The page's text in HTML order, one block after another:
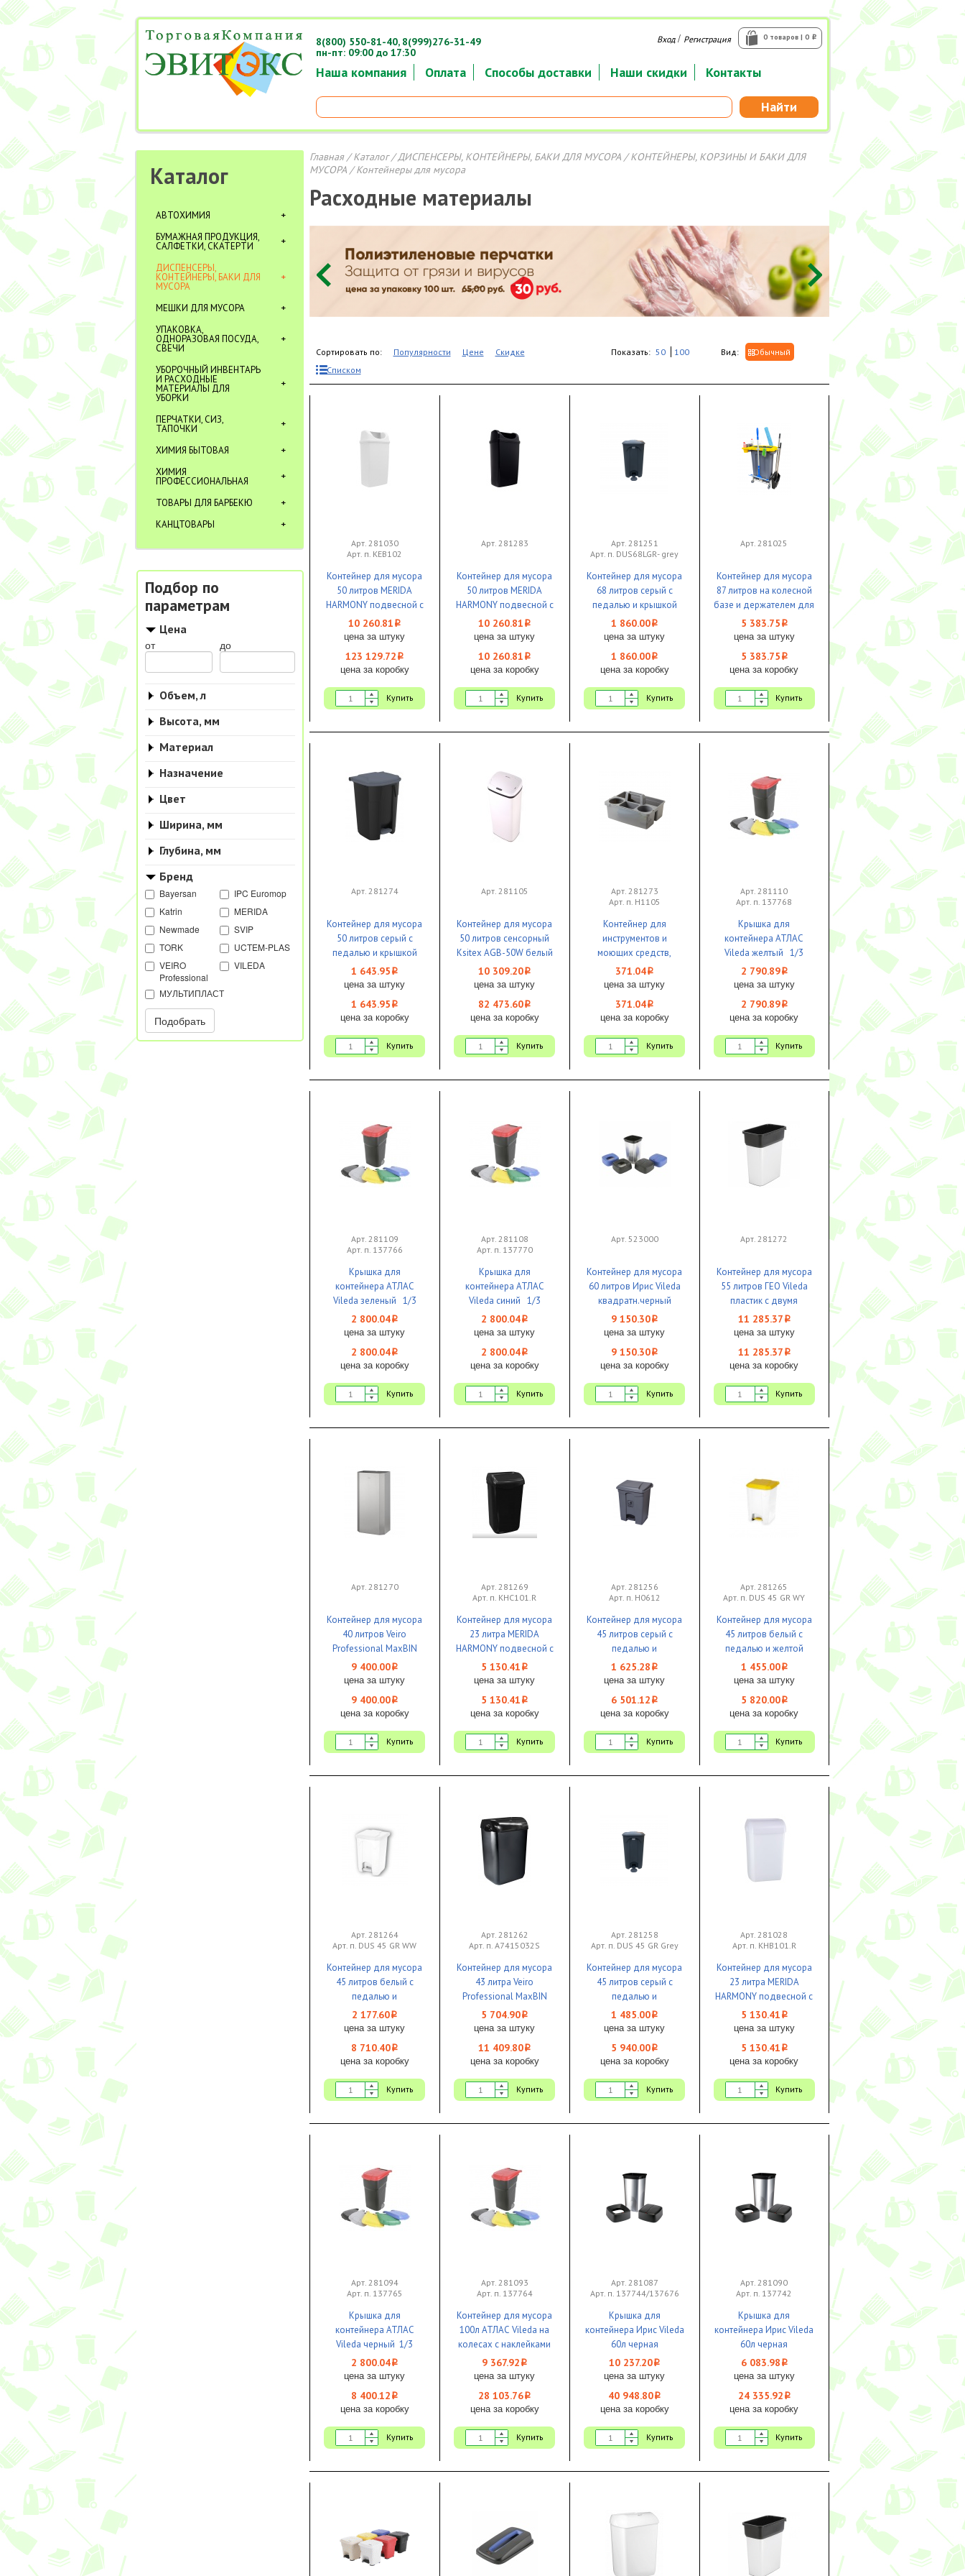
Наша компания Оплата Способы доставки Наши скидки Контакты
Найти
0 товаров | 0 i
Вход/ Регистрация
8(800) 550-81-40, 8(999)276-31-49
пн-пт: 09:00 до 17:30
Каталог
АВТОХИМИЯ
БУМАЖНАЯ ПРОДУКЦИЯ,
САЛФЕТКИ, СКАТЕРТИ
ДИСПЕНСЕРЫ,
КОНТЕЙНЕРЫ, БАКИ ДЛЯ
МУСОРА
МЕШКИ ДЛЯ МУСОРА
УПАКОВКА,
ОДНОРАЗОВАЯ ПОСУДА,
СВЕЧИ
УБОРОЧНЫЙ ИНВЕНТАРЬ
И РАСХОДНЫЕ
МАТЕРИАЛЫ ДЛЯ
УБОРКИ
ПЕРЧАТКИ, СИЗ,
ТАПОЧКИ
ХИМИЯ БЫТОВАЯ
ХИМИЯ
ПРОФЕССИОНАЛЬНАЯ
ТОВАРЫ ДЛЯ БАРБЕКЮ
КАНЦТОВАРЫ
Подбор по
параметрам
Цена
от до
Объем, л
Высота, мм
Материал
Назначение
Цвет
Ширина, мм
Глубина, мм
Бренд
Bayersan
IPC Euromop
Katrin
MERIDA
Newmade
SVIP
TORK
UCTEM-PLAS
VEIRO
Professional
VILEDA
МУЛЬТИПЛАСТ
Подобрать
Главная/Каталог/ДИСПЕНСЕРЫ, КОНТЕЙНЕРЫ, БАКИ ДЛЯ МУСОРА/КОНТЕЙНЕРЫ, КОРЗИНЫ И БАКИ ДЛЯ
МУСОРА/ Контейнеры для мусора
Расходные материалы
Сортировать по: Популярности Цене Скидке Показать: 50 100 Вид:
Обычный
Списком
Арт. 281030
Арт. п. KEB102
Контейнер для мусора
50 литров MERIDA
HARMONY подвесной с
конусным отверстием
пластик белый 1/1
10 260.81 i
цена за штуку
123 129.72 i
цена за коробку
Купить
Арт. 281283
Контейнер для мусора
50 литров MERIDA
HARMONY подвесной с
конусным отверстием
пластик черный 1/1
10 260.81 i
цена за штуку
10 260.81 i
цена за коробку
Купить
Арт. 281251
Арт. п. DUS68LGR- grey
Контейнер для мусора
68 литров серый с
педалью и крышкой
Bayersan 1/4
1 860.00i
цена за штуку
1 860.00i
цена за коробку
Купить
Арт. 281025
Контейнер для мусора
87 литров на колесной
базе и держателем для
инвентаря 1/1
5 383.75 i
цена за штуку
5 383.75 i
цена за коробку
Купить
Арт. 281274
Контейнер для мусора
50 литров серый с
педалью и крышкой
Uctem-Plas 1/4
1 643.95 i
цена за штуку
1 643.95 i
цена за коробку
Купить
Арт. 281105
Контейнер для мусора
50 литров сенсорный
Ksitex AGB-50W белый
1/1
10 309.20i
цена за штуку
82 473.60i
цена за коробку
Купить
Арт. 281273
Арт. п. H1105
Контейнер для
инструментов и
моющих средств,
переносной 1/20
371.04i
цена за штуку
371.04i
цена за коробку
Купить
Арт. 281110
Арт. п. 137768
Крышка для
контейнера АТЛАС
Vileda желтый 1/3
2 790.89i
цена за штуку
2 790.89i
цена за коробку
Купить
Арт. 281109
Арт. п. 137766
Крышка для
контейнера АТЛАС
Vileda зеленый 1/3
2 800.04i
цена за штуку
2 800.04i
цена за коробку
Купить
Арт. 281108
Арт. п. 137770
Крышка для
контейнера АТЛАС
Vileda синий 1/3
2 800.04i
цена за штуку
2 800.04i
цена за коробку
Купить
Арт. 523000
Контейнер для мусора
60 литров Ирис Vileda
квадратн.черный
390х390х730мм с
крышкой УЦЕНКА
9 150.30i
цена за штуку
9 150.30i
цена за коробку
Купить
Арт. 281272
Контейнер для мусора
55 литров ГЕО Vileda
пластик с двумя
крышками в комплекте
УЦЕНКА
11 285.37 i
цена за штуку
11 285.37 i
цена за коробку
Купить
Арт. 281270
Контейнер для мусора
40 литров Veiro
Professional MaxBIN
Steel металл УЦЕНКА
9 400.00i
цена за штуку
9 400.00i
цена за коробку
Купить
Арт. 281269
Арт. п. KHC101.R
Контейнер для мусора
23 литра MERIDA
HARMONY подвесной с
конусным отверстием
пластик черный 1/1
5 130.41 i
цена за штуку
5 130.41 i
цена за коробку
Купить
Арт. 281256
Арт. п. H0612
Контейнер для мусора
45 литров серый с
педалью и
крышкой 1/4
1 625.28 i
цена за штуку
6 501.12 i
цена за коробку
Купить
Арт. 281265
Арт. п. DUS 45 GR WY
Контейнер для мусора
45 литров белый с
педалью и желтой
крышкой 1/4 Bayersan
1 455.00i
цена за штуку
5 820.00i
цена за коробку
Купить
Арт. 281264
Арт. п. DUS 45 GR WW
Контейнер для мусора
45 литров белый с
педалью и
крышкой 1/4 Bayersan
2 177.60i
цена за штуку
8 710.40i
цена за коробку
Купить
Арт. 281262
Арт. п. A7415032S
Контейнер для мусора
43 литра Veiro
Professional MaxBIN
черный крышка в
комплекте 1/2
5 704.90i
цена за штуку
11 409.80i
цена за коробку
Купить
Арт. 281258
Арт. п. DUS 45 GR Grey
Контейнер для мусора
45 литров серый с
педалью и
крышкой 1/4 Bayersan
1 485.00i
цена за штуку
5 940.00i
цена за коробку
Купить
Арт. 281028
Арт. п. KHB101.R
Контейнер для мусора
23 литра MERIDA
HARMONY подвесной с
конусным отверстием
пластик белый 1/1
5 130.41 i
цена за штуку
5 130.41 i
цена за коробку
Купить
Арт. 281094
Арт. п. 137765
Крышка для
контейнера АТЛАС
Vileda черный 1/3
2 800.04i
цена за штуку
8 400.12 i
цена за коробку
Купить
Арт. 281093
Арт. п. 137764
Контейнер для мусора
100л АТЛАС Vileda на
колесах с наклейками
для сортировки 1/3
9 367.92 i
цена за штуку
28 103.76i
цена за коробку
Купить
Арт. 281087
Арт. п. 137744/137676
Крышка для
контейнера Ирис Vileda
60л черная
двустворчатая
квадратная
10 237.20i
цена за штуку
40 948.80i
цена за коробку
Купить
Арт. 281090
Арт. п. 137742
Крышка для
контейнера Ирис Vileda
60л черная
воронкообразная
квадратная
6 083.98 i
цена за штуку
24 335.92 i
цена за коробку
Купить